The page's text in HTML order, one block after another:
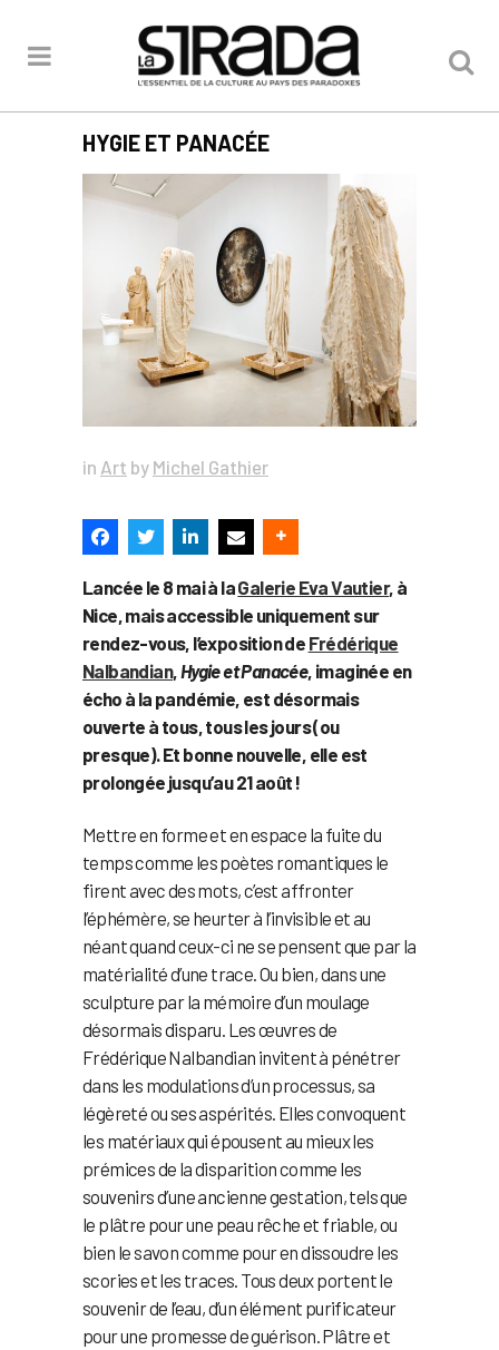
HYGIE ET PANACÉE
in Art by Michel Gathier
Lancée le 8 mai à laGalerie Eva Vautier, à
Nice, mais accessible uniquement sur
rendez-vous, l’exposition de Frédérique
Nalbandian, Hygie et Panacée, imaginée en
écho à la pandémie, est désormais
ouverte à tous, tous les jours (ou
presque). Et bonne nouvelle, elle est
prolongée jusqu’au 21 août !
Mettre en forme et en espace la fuite du
temps comme les poètes romantiques le
firent avec des mots, c’est affronter
l’éphémère, se heurter à l’invisible et au
néant quand ceux-ci ne se pensent que par la
matérialité d’une trace. Ou bien, dans une
sculpture par la mémoire d’un moulage
désormais disparu. Les œuvres de
Frédérique Nalbandian invitent à pénétrer
dans les modulations d’un processus, sa
légèreté ou ses aspérités. Elles convoquent
les matériaux qui épousent au mieux les
prémices de la disparition comme les
souvenirs d’une ancienne gestation, tels que
le plâtre pour une peau rêche et friable, ou
bien le savon comme pour en dissoudre les
scories et les traces. Tous deux portent le
souvenir de l’eau, d’un élément purificateur
pour une promesse de guérison. Plâtre et